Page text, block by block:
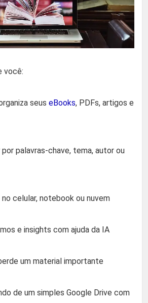
você:
seus eBooks, PDFs, artigos e
palavras-chave, tema, autor ou
celular, notebook ou nuvem
e insights com ajuda da IA
um material importante
de um simples Google Drive com